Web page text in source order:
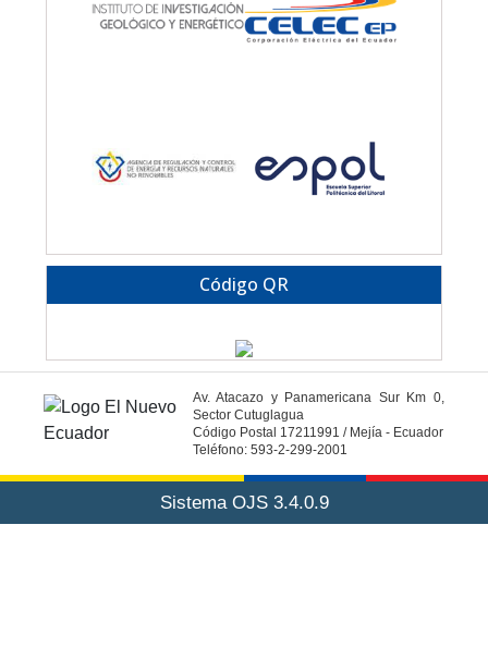
Código QR
Av. Atacazo y Panamericana Sur Km 0,
Sector Cutuglagua
Código Postal 17211991 / Mejía - Ecuador
Teléfono: 593-2-299-2001
Sistema OJS 3.4.0.9